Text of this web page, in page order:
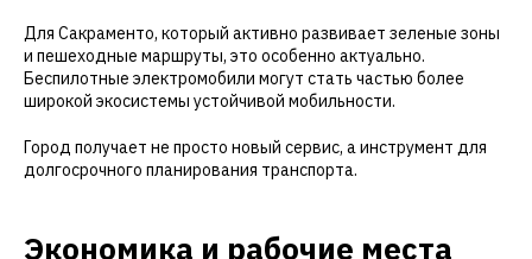
Для Сакраменто, который активно развивает зеленые зоны
и пешеходные маршруты, это особенно актуально.
Беспилотные электромобили могут стать частью более
широкой экосистемы устойчивой мобильности.
Город получает не просто новый сервис, а инструмент для
долгосрочного планирования транспорта.
Экономика и рабочие места